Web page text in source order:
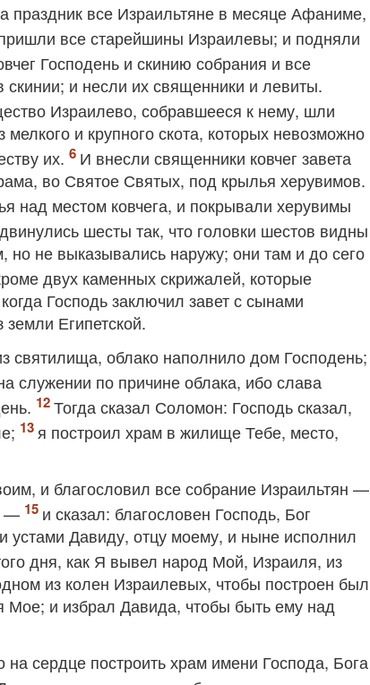
праздник все Израильтяне в месяце Афаниме,
все старейшины Израилевы; и подняли
Господень и скинию собрания и все
и несли их священники и левиты.
Израилево, собравшееся к нему, шли
и крупного скота, которых невозможно
их.
И внесли священники ковчег завета
во Святое Святых, под крылья херувимов.
над местом ковчега, и покрывали херувимы
шесты так, что головки шестов видны
не выказывались наружу; они там и до сего
двух каменных скрижалей, которые
Господь заключил завет с сынами
Египетской.
святилища, облако наполнило дом Господень;
служении по причине облака, ибо слава
Тогда сказал Соломон: Господь сказал,
я построил храм в жилище Тебе, место,
и благословил все собрание Израильтян —
—
и сказал: благословен Господь, Бог
устами Давиду, отцу моему, и ныне исполнил
дня, как Я вывел народ Мой, Израиля, из
из колен Израилевых, чтобы построен был
и избрал Давида, чтобы быть ему над
сердце построить храм имени Господа, Бога